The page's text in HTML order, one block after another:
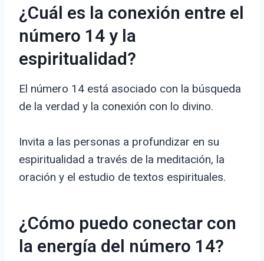
¿Cuál es la conexión entre el
número 14 y la
espiritualidad?
El número 14 está asociado con la búsqueda
de la verdad y la conexión con lo divino.
Invita a las personas a profundizar en su
espiritualidad a través de la meditación, la
oración y el estudio de textos espirituales.
¿Cómo puedo conectar con
la energía del número 14?